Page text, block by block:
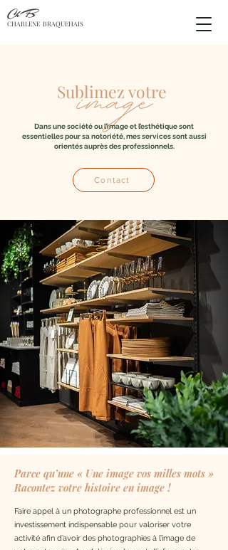
ChB
CHARLENE BRAQUEHAIS
Sublimez votre
Dans une société ou l’image et l’esthétique sont
essentielles pour sa notoriété, mes services sont aussi
orientés auprès des professionnels.
Contact
Parce qu’une « Une image vos milles mots »
Racontez votre histoire en image !
Faire appel à un photographe professionnel est un
investissement indispensable pour valoriser votre
activité afin d’avoir des photographies à l’image de